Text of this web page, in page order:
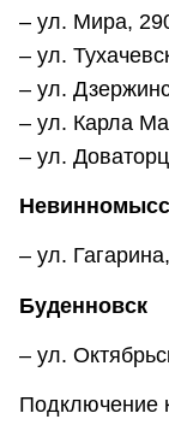
– ул. Мира,
– ул.
– ул.
– ул. Карла
– ул.
– ул.
Буденновск
– ул.
Подключение